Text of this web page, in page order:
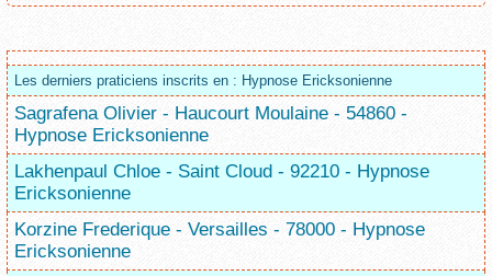
Les derniers praticiens inscrits en : Hypnose Ericksonienne
Sagrafena Olivier - Haucourt Moulaine - 54860 -
Hypnose Ericksonienne
Lakhenpaul Chloe - Saint Cloud - 92210 - Hypnose
Ericksonienne
Korzine Frederique - Versailles - 78000 - Hypnose
Ericksonienne